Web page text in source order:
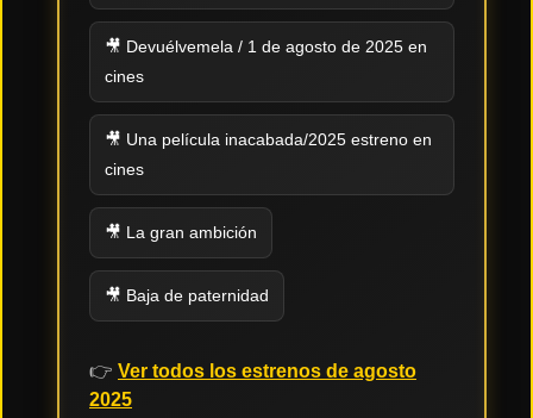
momento
🎥 Devuélvemela / 1 de agosto de 2025 en
cines
🎥 Una película inacabada/2025 estreno en
cines
🎥 La gran ambición
🎥 Baja de paternidad
👉 Ver todos los estrenos de agosto
2025